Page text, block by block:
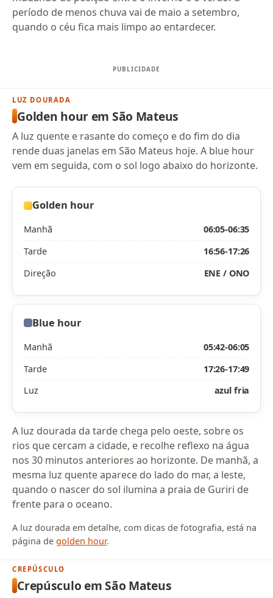
período de menos chuva vai de maio a setembro,
quando o céu fica mais limpo ao entardecer.
LUZ DOURADA
Golden hour em São Mateus
A luz quente e rasante do começo e do fim do dia
rende duas janelas em São Mateus hoje. A blue hour
vem em seguida, com o sol logo abaixo do horizonte.
Golden hour
Manhã
06:05-06:35
Tarde
16:56-17:26
Direção
ENE / ONO
Blue hour
Manhã
05:42-06:05
Tarde
17:26-17:49
Luz
azul fria
A luz dourada da tarde chega pelo oeste, sobre os
rios que cercam a cidade, e recolhe reflexo na água
nos 30 minutos anteriores ao horizonte. De manhã, a
mesma luz quente aparece do lado do mar, a leste,
quando o nascer do sol ilumina a praia de Guriri de
frente para o oceano.
A luz dourada em detalhe, com dicas de fotografia, está na
página degolden hour.
CREPÚSCULO
Crepúsculo em São Mateus